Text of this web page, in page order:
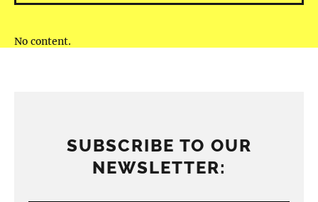
No content.
SUBSCRIBE TO OUR
NEWSLETTER: